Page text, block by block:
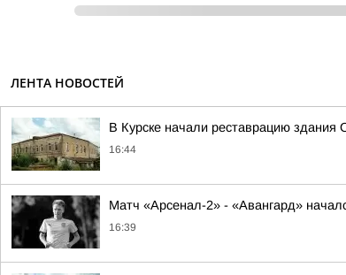
ЛЕНТА НОВОСТЕЙ
В Курске начали реставрацию здания
16:44
Матч «Арсенал-2» - «Авангард»
16:39